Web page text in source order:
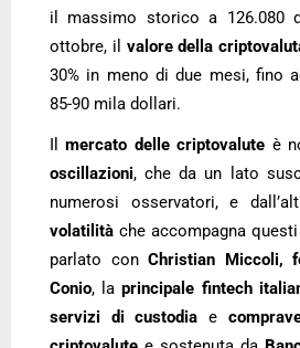
il massimo storico a 126.080
ottobre, il valore della
30% in meno di due mesi, fino
85-90 mila dollari.
Ilmercato delle criptovalute è
oscillazioni, che da un lato
numerosi osservatori, e
volatilità che accompagna questi
parlato conChristian Miccoli,
Conio, laprincipale fintech
servizi di custodia e